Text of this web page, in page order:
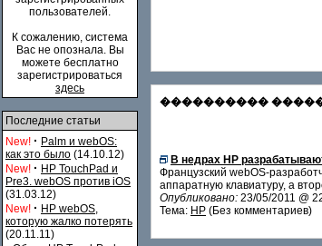
пользователей.
К сожалению, система
Вас не опознала. Вы
можете бесплатно
зарегистрироваться
здесь
Последние статьи
New! · Palm и webOS:
как это было (14.10.12)
New! · HP TouchPad и
Pre3. webOS против iOS
(31.03.12)
New! · HP webOS,
которую жалко потерять
(20.11.11)
����������
В недрах HP
Французский webOS-
аппаратную клавиатуру, а
Опубликовано: 23/05/2011 @
Тема: HP (Без комментариев)